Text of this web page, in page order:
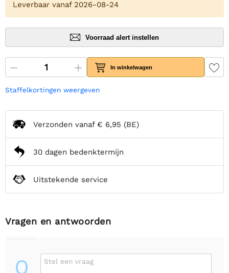
Leverbaar vanaf 2026-08-24
Voorraad alert instellen
In winkelwagen
Staffelkortingen weergeven
Verzonden vanaf € 6,95 (BE)
30 dagen bedenktermijn
Uitstekende service
Vragen en antwoorden
Q Stel een vraag